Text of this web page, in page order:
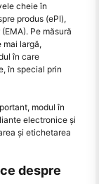
cheie în
produs (ePI),
Pe măsură
mai largă,
în care
în special prin
modul în
electronice și
și etichetarea
despre